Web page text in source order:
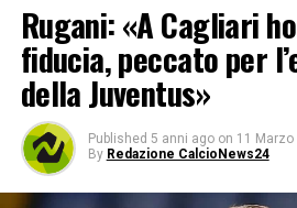
Rugani: «A Cagliari
fiducia, peccato per
della Juventus»
Published 5 anni ago on 11 Marzo
By Redazione CalcioNews24